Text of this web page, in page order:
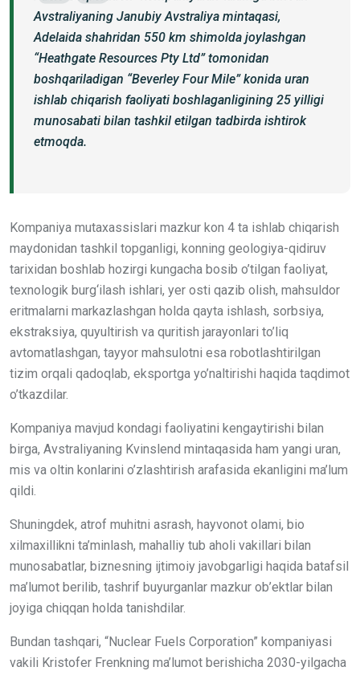
Avstraliyaning Janubiy Avstraliya mintaqasi,
Adelaida shahridan 550 km shimolda joylashgan
“Heathgate Resources Pty Ltd” tomonidan
boshqariladigan “Beverley Four Mile” konida uran
ishlab chiqarish faoliyati boshlaganligining 25 yilligi
munosabati bilan tashkil etilgan tadbirda ishtirok
etmoqda.
Kompaniya mutaxassislari mazkur kon 4 ta ishlab chiqarish
maydonidan tashkil topganligi, konning geologiya-qidiruv
tarixidan boshlab hozirgi kungacha bosib o’tilgan faoliyat,
texnologik burg‘ilash ishlari, yer osti qazib olish, mahsuldor
eritmalarni markazlashgan holda qayta ishlash, sorbsiya,
ekstraksiya, quyultirish va quritish jarayonlari to’liq
avtomatlashgan, tayyor mahsulotni esa robotlashtirilgan
tizim orqali qadoqlab, eksportga yo’naltirishi haqida taqdimot
o’tkazdilar.
Kompaniya mavjud kondagi faoliyatini kengaytirishi bilan
birga, Avstraliyaning Kvinslend mintaqasida ham yangi uran,
mis va oltin konlarini o’zlashtirish arafasida ekanligini ma’lum
qildi.
Shuningdek, atrof muhitni asrash, hayvonot olami, bio
xilmaxillikni ta’minlash, mahalliy tub aholi vakillari bilan
munosabatlar, biznesning ijtimoiy javobgarligi haqida batafsil
ma’lumot berilib, tashrif buyurganlar mazkur ob’ektlar bilan
joyiga chiqqan holda tanishdilar.
Bundan tashqari, “Nuclear Fuels Corporation” kompaniyasi
vakili Kristofer Frenkning ma’lumot berishicha 2030-yilgacha